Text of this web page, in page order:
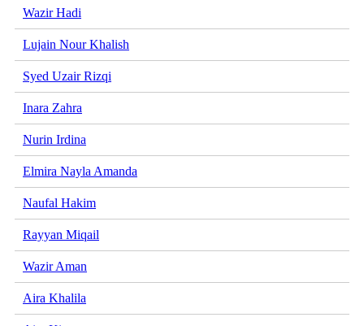
Wazir Hadi
Lujain Nour Khalish
Syed Uzair Rizqi
Inara Zahra
Nurin Irdina
Elmira Nayla Amanda
Naufal Hakim
Rayyan Miqail
Wazir Aman
Aira Khalila